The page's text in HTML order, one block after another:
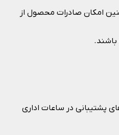
امکان صادرات محصول از
باشند.
پشتیبانی در ساعات اداری